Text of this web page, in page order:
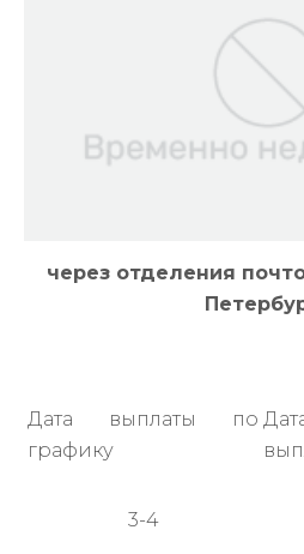
через отделения
Дата выплаты по
графику
3-4